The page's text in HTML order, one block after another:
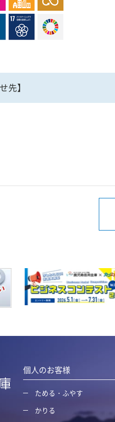
先】
個人のお客様
ためる・ふやす
かりる